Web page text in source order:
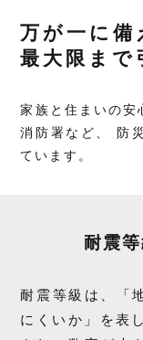
万が一に備
最大限まで
家族と住まいの安
消防署など、
防
ています。
耐震
耐震等級は、「
にくいか」を表